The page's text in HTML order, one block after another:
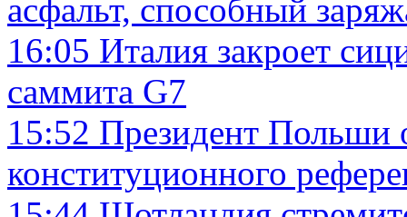
асфальт, способный
16:05 Италия закроет
саммита G7
15:52 Президент Польши
конституционного